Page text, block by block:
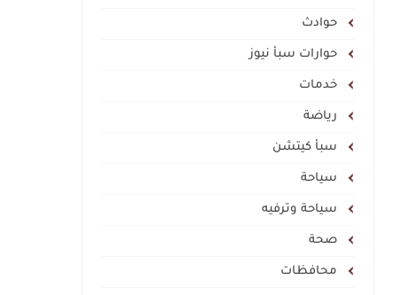
حوادث
حوارات سبأ نيوز
خدمات
رياضة
سبأ كيتشن
سياحة
سياحة وترفيه
صحة
محافظات